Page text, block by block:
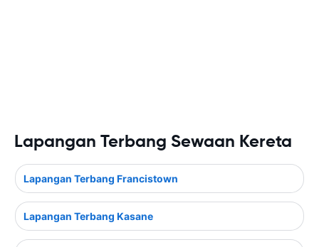
Lapangan Terbang Sewaan Kereta
Lapangan Terbang Francistown
Lapangan Terbang Kasane